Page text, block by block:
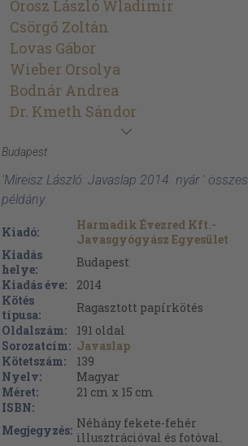
Orosz László Wladimir
Csörgő Zoltán
Lovas Gábor
Wieber Orsolya
Bodnár Andrea
Dr. Kmeth Sándor
Budapest
'Mireisz László: Javaslap 2014. nyár ' összes
példány
Kiadó:
Harmadik Évezred Kft.-
Javasgyógyász Egyesület
Kiadás
helye:
Budapest
Kiadás éve:
2014
Kötés
típusa:
Ragasztott papírkötés
Oldalszám:
191 oldal
Sorozatcím: Javaslap
Kötetszám:
139
Nyelv:
Magyar
Méret:
21 cm x 15 cm
ISBN:
Megjegyzés: Néhány fekete-fehér
illusztrációval és fotóval.